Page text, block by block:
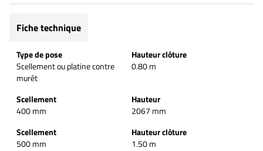
Fiche technique
Type de pose
Scellement ou platine contre
murêt
Hauteur clôture
0.80 m
Scellement
400 mm
Hauteur
2067 mm
Scellement
500 mm
Hauteur clôture
1.50 m